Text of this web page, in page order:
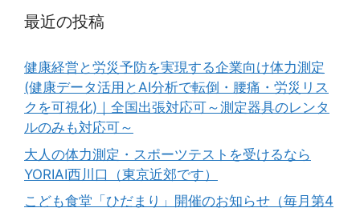
最近の投稿
健康経営と労災予防を実現する企業向け体力測定
(健康データ活用とAI分析で転倒・腰痛・労災リス
クを可視化)｜全国出張対応可～測定器具のレンタ
ルのみも対応可～
大人の体力測定・スポーツテストを受けるなら
YORIAI西川口（東京近郊です）
こども食堂「ひだまり」開催のお知らせ（毎月第4